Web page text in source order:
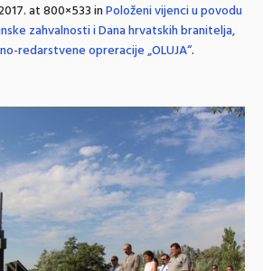
at 800×533 inPoloženi vijenci u povodu
zahvalnosti i Dana hrvatskih branitelja,
redarstvene opreracije „OLUJA“.